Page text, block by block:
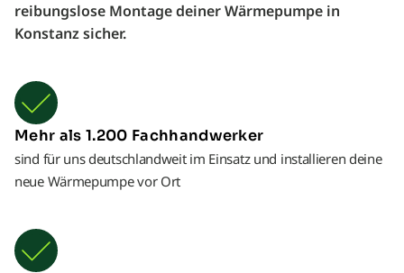
reibungslose Montage deiner Wärmepumpe in
Konstanz sicher.
Mehr als 1.200 Fachhandwerker
sind für uns deutschlandweit im Einsatz und installieren deine
neue Wärmepumpe vor Ort